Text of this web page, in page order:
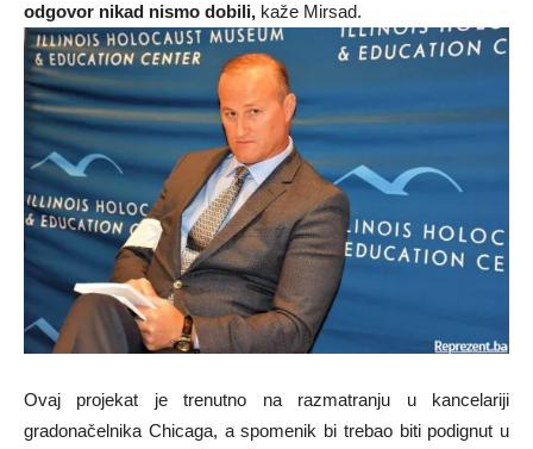
odgovor nikad nismo dobili, kaže Mirsad.
Ovaj projekat je trenutno na razmatranju u kancelariji
gradonačelnika Chicaga, a spomenik bi trebao biti podignut u